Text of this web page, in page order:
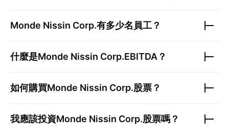
Monde Nissin Corp.有多少名員工？
什麼是Monde Nissin Corp.EBITDA？
如何購買Monde Nissin Corp.股票？
我應該投資Monde Nissin Corp.股票嗎？